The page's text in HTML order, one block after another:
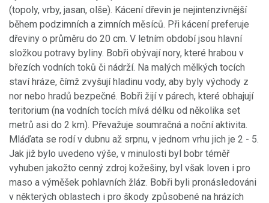
(topoly, vrby, jasan, olše). Kácení dřevin je nejintenzivnější
během podzimních a zimních měsíců. Při kácení preferuje
dřeviny o průměru do 20 cm. V letním období jsou hlavní
složkou potravy byliny. Bobři obývají nory, které hrabou v
březích vodních toků či nádrží. Na malých mělkých tocích
staví hráze, čímž zvyšují hladinu vody, aby byly východy z
nor nebo hradů bezpečné. Bobři žijí v párech, které obhajují
teritorium (na vodních tocích mívá délku od několika set
metrů asi do 2 km). Převažuje soumračná a noční aktivita.
Mláďata se rodí v dubnu až srpnu, v jednom vrhu jich je 2 - 5.
Jak již bylo uvedeno výše, v minulosti byl bobr téměř
vyhuben jakožto cenný zdroj kožešiny, byl však loven i pro
maso a výměšek pohlavních žláz. Bobři byli pronásledováni
v některých oblastech i pro škody způsobené na hrázích